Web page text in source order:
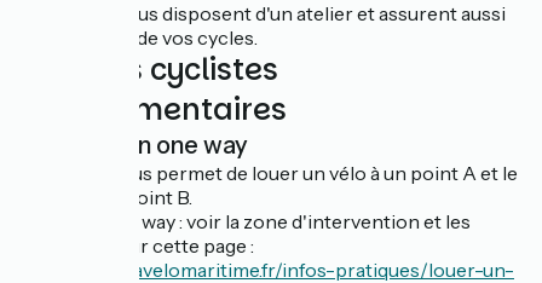
Les Vélos Bleus disposent d'un atelier et assurent aussi
la réparation de vos cycles.
Services cyclistes
complémentaires
Location one way
Ce loueur vous permet de louer un vélo à un point A et le
rendre à un point B.
Location one way : voir la zone d'intervention et les
conditions sur cette page :
https://www.lavelomaritime.fr/infos-pratiques/louer-un-